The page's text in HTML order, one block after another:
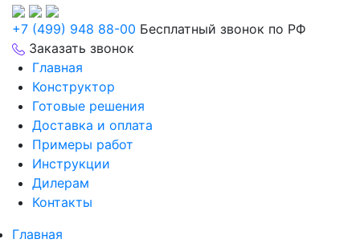
+7 (499) 948 88-00 Бесплатный звонок по РФ
Заказать звонок
Главная
Конструктор
Готовые решения
Доставка и оплата
Примеры работ
Инструкции
Дилерам
Контакты
Главная